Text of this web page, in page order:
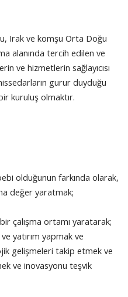
Irak ve komşu Orta Doğu
alanında tercih edilen ve
ve hizmetlerin sağlayıcısı
gurur duyduğu
kuruluş olmaktır.
olduğunun farkında olarak,
değer yaratmak;
bir çalışma ortamı yaratarak;
yatırım yapmak ve
gelişmeleri takip etmek ve
ve inovasyonu teşvik